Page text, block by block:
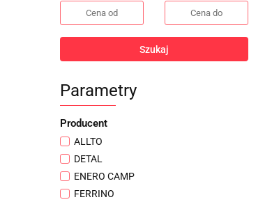
Szukaj
Parametry
Producent
ALLTO
DETAL
ENERO CAMP
FERRINO